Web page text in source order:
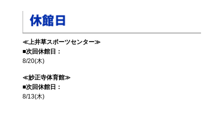
≪上井草スポーツセンター≫
■次回休館日：
8/20(木)
≪妙正寺体育館≫
■次回休館日：
8/13(木)